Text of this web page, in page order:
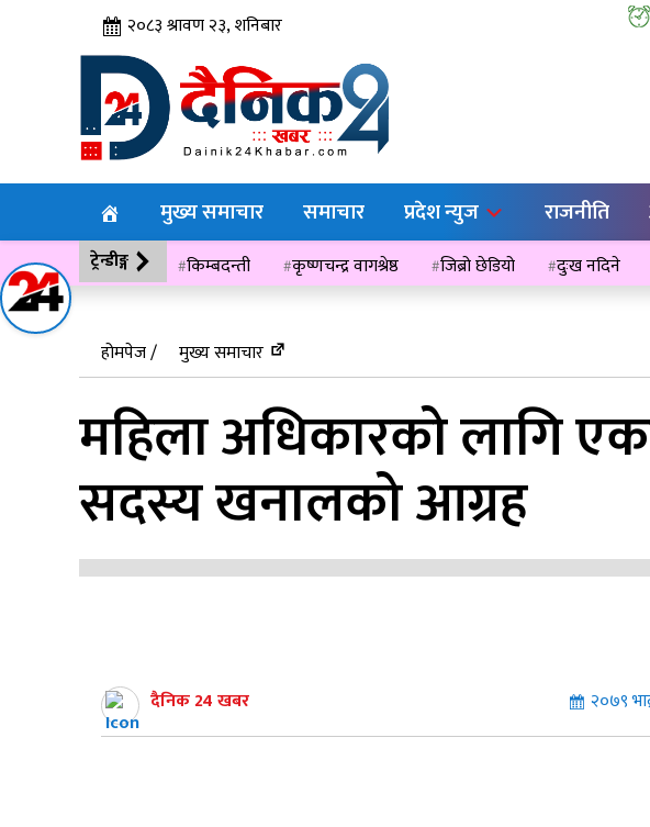
२०८३ श्रावण २३, शनिबार
मुख्य समाचार समाचार प्रदेश न्युज राजनीति
ट्रेन्डीङ्ग किम्बदन्ती कृष्णचन्द्र वागश्रेष्ठ जिब्रो छेडियो दुःख नदिने
होमपेज /
मुख्य समाचार
महिला अधिकारको लागि
सदस्य खनालको आग्रह
दैनिक 24 खबर २०७९